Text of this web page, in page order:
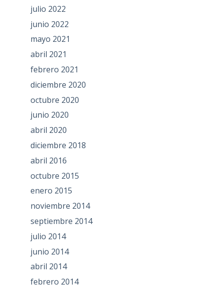
julio 2022
junio 2022
mayo 2021
abril 2021
febrero 2021
diciembre 2020
octubre 2020
junio 2020
abril 2020
diciembre 2018
abril 2016
octubre 2015
enero 2015
noviembre 2014
septiembre 2014
julio 2014
junio 2014
abril 2014
febrero 2014